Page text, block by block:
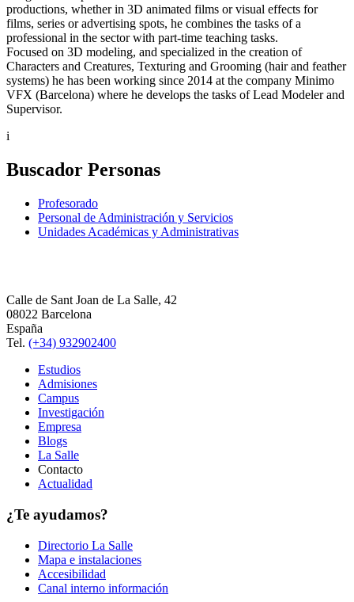
productions, whether in 3D animated films or visual effects for
films, series or advertising spots, he combines the tasks of a
professional in the sector with part-time teaching tasks.
Focused on 3D modeling, and specialized in the creation of
Characters and Creatures, Texturing and Grooming (hair and feather
systems) he has been working since 2014 at the company Minimo
VFX (Barcelona) where he develops the tasks of Lead Modeler and
Supervisor.
i
Buscador Personas
Profesorado
Personal de Administración y Servicios
Unidades Académicas y Administrativas
Calle de Sant Joan de La Salle, 42
08022 Barcelona
España
Tel. (+34) 932902400
Estudios
Admisiones
Campus
Investigación
Empresa
Blogs
La Salle
Contacto
Actualidad
¿Te ayudamos?
Directorio La Salle
Mapa e instalaciones
Accesibilidad
Canal interno información